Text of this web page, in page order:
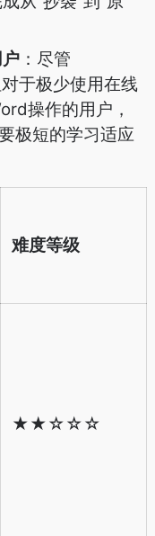
：尽管
于极少使用在线
操作的用户，
极短的学习适应
难度等级
★★☆☆☆